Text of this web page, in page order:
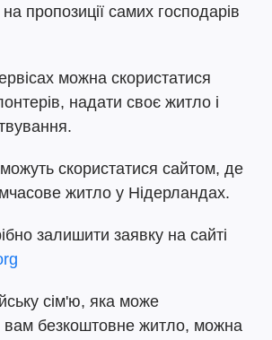
пропозиції самих господарів
можна скористатися
надати своє житло і
можуть скористатися сайтом, де
житло у Нідерландах.
залишити заявку на сайті
сім'ю, яка може
вам безкоштовне житло, можна